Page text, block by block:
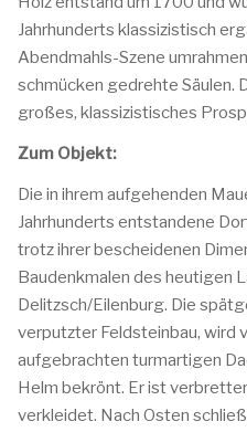
Jahrhunderts klassizistisch
Abendmahls-Szene
schmücken gedrehte Säulen.
großes, klassizistisches
Zum Objekt:
Die in ihrem aufgehenden
Jahrhunderts entstandene
trotz ihrer bescheidenen
Baudenkmalen des heutigen
Delitzsch/Eilenburg. Die
verputzter Feldsteinbau, wird
aufgebrachten turmartigen
Helm bekrönt. Er ist
verkleidet. Nach Osten